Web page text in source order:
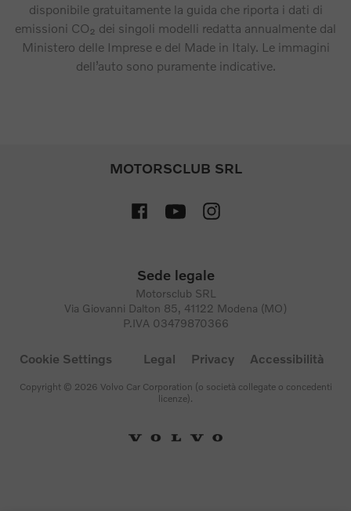
disponibile gratuitamente la guida che riporta i dati di
emissioni CO₂ dei singoli modelli redatta annualmente dal
Ministero delle Imprese e del Made in Italy. Le immagini
dell’auto sono puramente indicative.
MOTORSCLUB SRL
Sede legale
Motorsclub SRL
Via Giovanni Dalton 85, 41122 Modena (MO)
P.IVA 03479870366
Cookie Settings Legal Privacy Accessibilità
Copyright © 2026 Volvo Car Corporation (o società collegate o concedenti
licenze).